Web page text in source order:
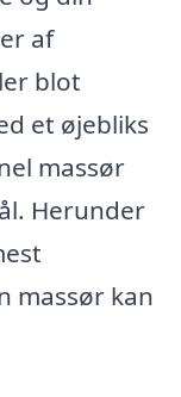
af
blot
et øjebliks
massør
Herunder
massør kan